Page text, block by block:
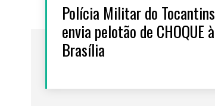
Polícia Militar do Tocantins
envia pelotão de CHOQUE à
Brasília